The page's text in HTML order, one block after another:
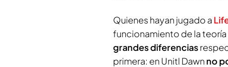
Quienes hayan jugado a
funcionamiento de la
grandes diferencias
primera: en Unitl Dawn no